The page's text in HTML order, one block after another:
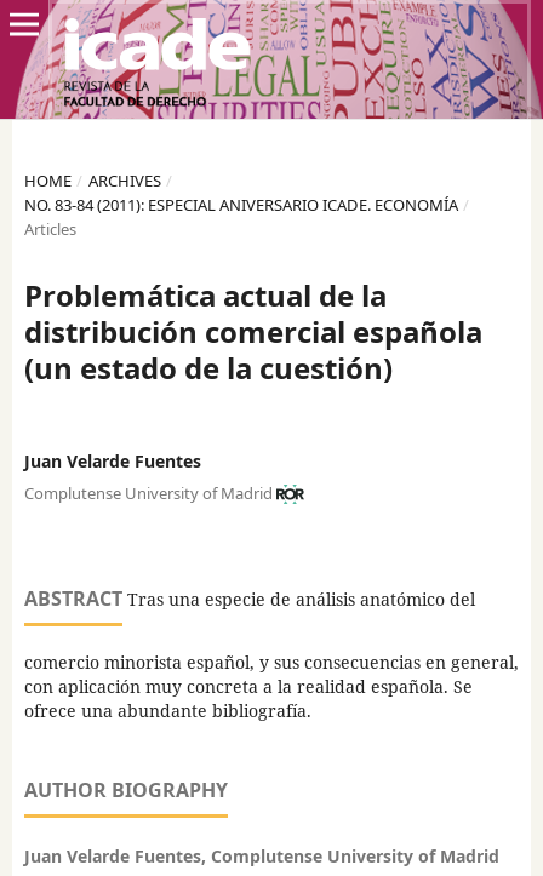
HOME / ARCHIVES /
NO. 83-84 (2011): ESPECIAL ANIVERSARIO ICADE. ECONOMÍA /
Articles
Problemática actual de la
distribución comercial española
(un estado de la cuestión)
Juan Velarde Fuentes
Complutense University of Madrid
ABSTRACTTras una especie de análisis anatómico del
comercio minorista español, y sus consecuencias en general,
con aplicación muy concreta a la realidad española. Se
ofrece una abundante bibliografía.
AUTHOR BIOGRAPHY
Juan Velarde Fuentes, Complutense University of Madrid